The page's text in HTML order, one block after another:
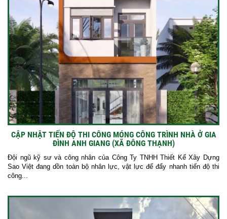
CẬP NHẬT TIẾN ĐỘ THI CÔNG MÓNG CÔNG TRÌNH NHÀ Ở GIA
ĐÌNH ANH GIANG (XÃ ĐÔNG THẠNH)
Đội ngũ kỹ sư và công nhân của Công Ty TNHH Thiết Kế Xây Dựng
Sao Việt đang dồn toàn bộ nhân lực, vật lực để đẩy nhanh tiến độ thi
công...